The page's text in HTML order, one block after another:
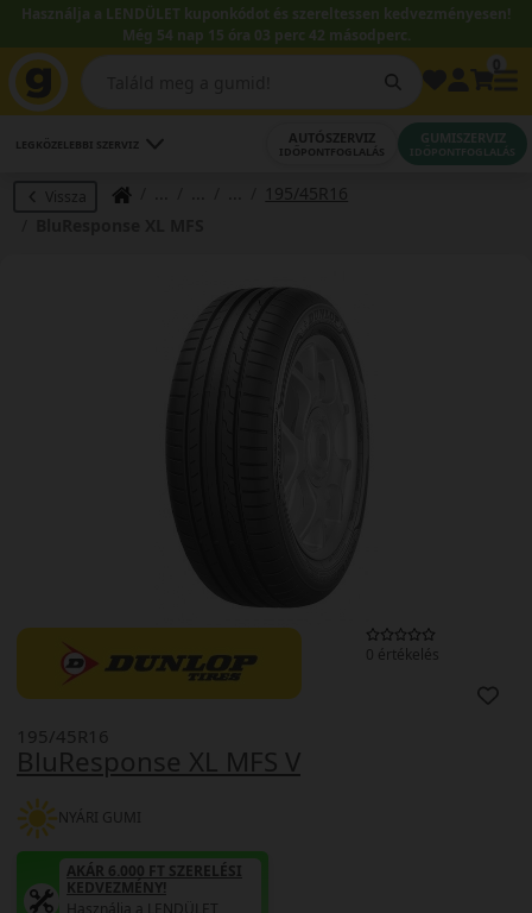
Használja a LENDÜLET kuponkódot és szereltessen kedvezményesen!
Még 54 nap 15 óra 03 perc 42 másodperc.
LEGKÖZELEBBI SZERVIZ AUTÓSZERVIZ
IDŐPONTFOGLALÁS
GUMISZERVIZ
IDŐPONTFOGLALÁS
Vissza
195/45R16
0 értékelés
BluResponse XL MFS V
195/45R16
NYÁRI GUMI
AKÁR 6.000 FT SZERELÉSI
KEDVEZMÉNY!
Használja a LENDÜLET